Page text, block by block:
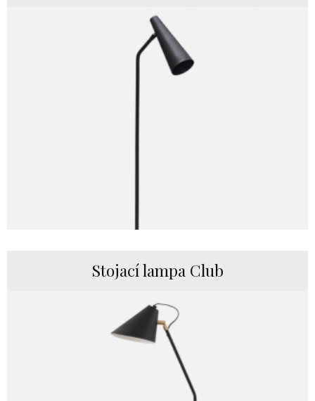
Stojací lampa Club